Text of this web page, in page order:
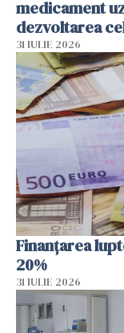
medicament
dezvoltarea
31 IULIE 2026
Finanțarea
20%
31 IULIE 2026